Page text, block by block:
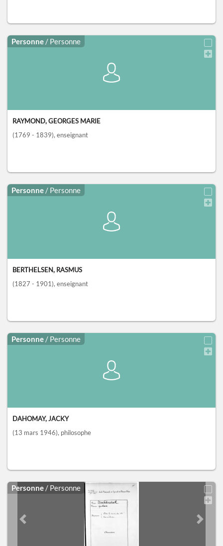
Personne / Personne
RAYMOND, GEORGES MARIE
(1769 - 1839), enseignant
Personne / Personne
BERTHELSEN, RASMUS
(1827 - 1901), enseignant
Personne / Personne
DAHOMAY, JACKY
(13 mars 1946), philosophe
Personne / Personne
Previous slide Next